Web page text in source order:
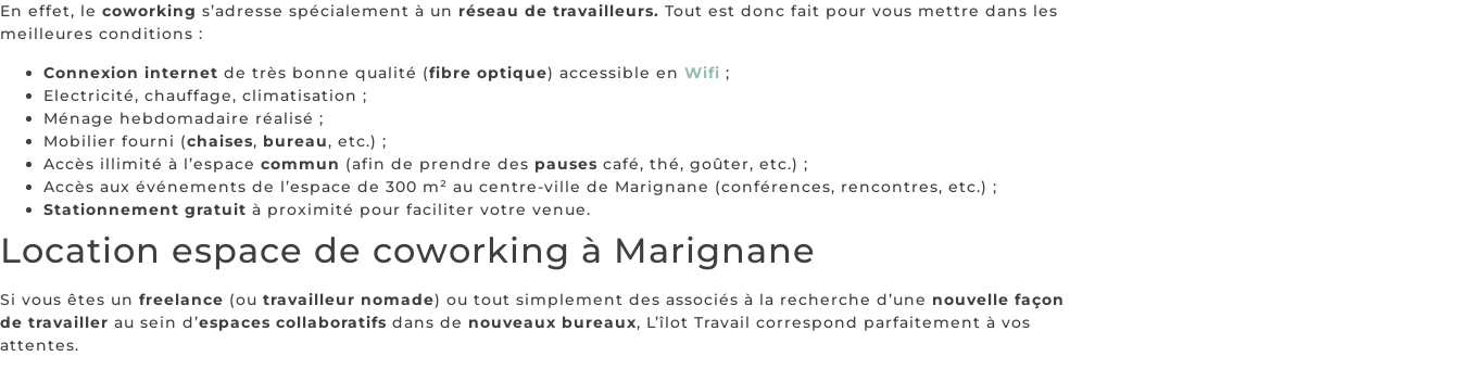
En effet, le coworking s’adresse spécialement à un réseau de travailleurs. Tout est donc fait pour vous mettre dans les
meilleures conditions :
Connexion internet de très bonne qualité (fibre optique) accessible en Wifi ;
Electricité, chauffage, climatisation ;
Ménage hebdomadaire réalisé ;
Mobilier fourni (chaises, bureau, etc.) ;
Accès illimité à l’espace commun (afin de prendre des pauses café, thé, goûter, etc.) ;
Accès aux événements de l’espace de 300 m² au centre-ville de Marignane (conférences, rencontres, etc.) ;
Stationnement gratuit à proximité pour faciliter votre venue.
Location espace de coworking à Marignane
Si vous êtes un freelance (ou travailleur nomade) ou tout simplement des associés à la recherche d’une nouvelle façon
de travailler au sein d’espaces collaboratifs dans de nouveaux bureaux, L’îlot Travail correspond parfaitement à vos
attentes.